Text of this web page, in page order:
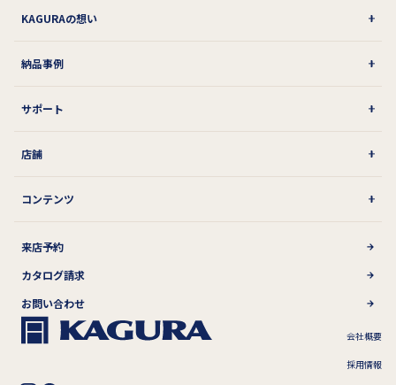
KAGURAの想い
納品事例
サポート
店舗
コンテンツ
来店予約
カタログ請求
お問い合わせ
会社概要
採用情報